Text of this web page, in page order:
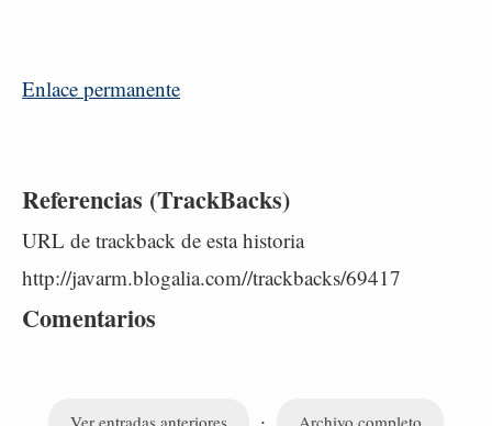
Enlace permanente
Referencias (TrackBacks)
URL de trackback de esta historia
http://javarm.blogalia.com//trackbacks/69417
Comentarios
Ver entradas anteriores · Archivo completo